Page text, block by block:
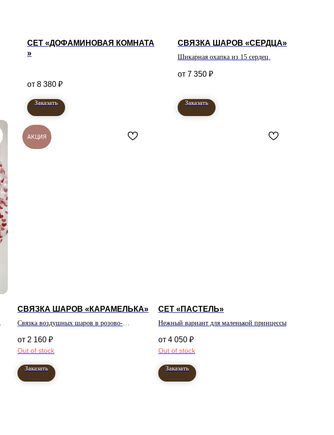
СЕТ «ДОФАМИНОВАЯ КОМНАТА
»
8 380 ₽
Заказать
СВЯЗКА ШАРОВ «СЕРДЦА»
Шикарная охапка из 15 сердец.
7 350 ₽
Заказать
АКЦИЯ
СВЯЗКА ШАРОВ «КАРАМЕЛЬКА»
Связка воздушных шаров в розово-
2 160 ₽
Out of stock
Заказать
СЕТ «ПАСТЕЛЬ»
Нежный вариант для маленькой принцессы
4 050 ₽
Out of stock
Заказать